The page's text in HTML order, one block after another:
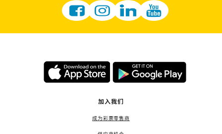
加入我们
成为彩票零售商